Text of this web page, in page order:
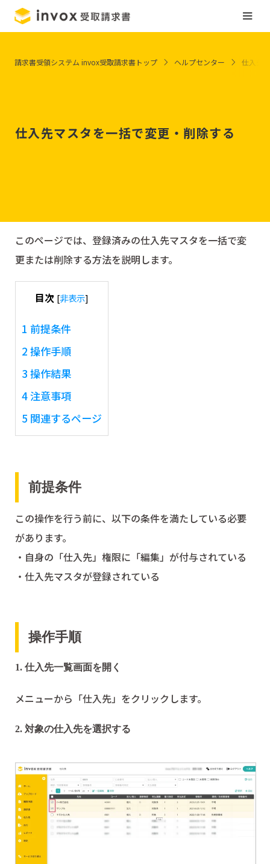
仕入先マスタを一括で変更・削除する
請求書受領システム invox受取請求書トップ ヘルプセンター 仕入先
このページでは、登録済みの仕入先マスタを一括で変
更または削除する方法を説明します。
目次 [非表示]
1 前提条件
2 操作手順
3 操作結果
4注意事項
5 関連するページ
前提条件
この操作を行う前に、以下の条件を満たしている必要
があります。
・自身の「仕入先」権限に「編集」が付与されている
・仕入先マスタが登録されている
操作手順
1. 仕入先一覧画面を開く
メニューから「仕入先」をクリックします。
2. 対象の仕入先を選択する